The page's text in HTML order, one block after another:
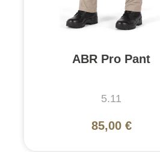
ABR Pro Pant
5.11
85,00 €